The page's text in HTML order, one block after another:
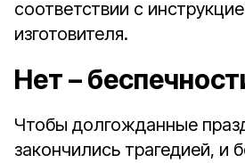
соответствии с
изготовителя.
Нет –
Чтобы долгожданные
закончились трагедией, и